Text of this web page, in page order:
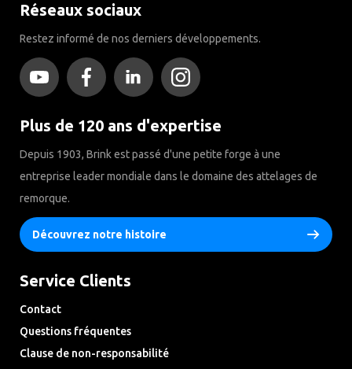
Réseaux sociaux
Restez informé de nos derniers développements.
Plus de 120 ans d'expertise
Depuis 1903, Brink est passé d'une petite forge à une
entreprise leader mondiale dans le domaine des attelages de
remorque.
Découvrez notre histoire
Service Clients
Contact
Questions fréquentes
Clause de non-responsabilité